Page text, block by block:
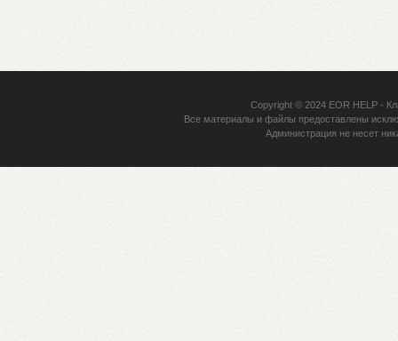
Copyright © 2024 EOR HELP-
Все материалы и файлы предоставлены
Администрация не несет